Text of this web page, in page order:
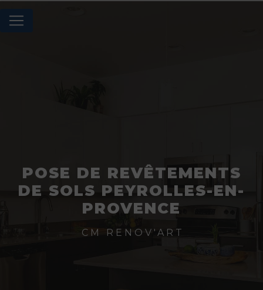
POSE DE REVÊTEMENTS
DE SOLS PEYROLLES-EN-
PROVENCE
CM RENOV'ART